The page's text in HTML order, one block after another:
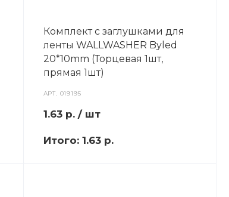
Комплект с заглушками для
ленты WALLWASHER Byled
20*10mm (Торцевая 1шт,
прямая 1шт)
АРТ. 019195
1.63 р./ шт
Итого: 1.63 р.